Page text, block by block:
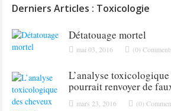
Derniers Articles : Toxicologie
Détatouage mortel
mai 03, 2016 (0)
L’analyse
pourrait renvoyer de
mars 23, 2016 (0)